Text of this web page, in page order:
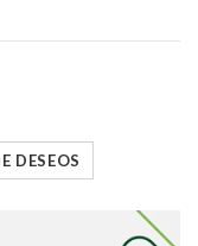
DESEOS